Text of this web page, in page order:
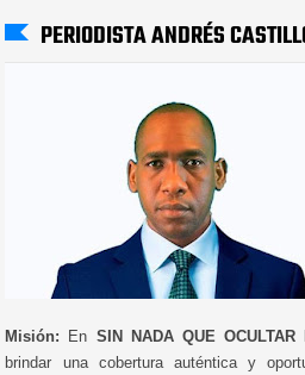
PERIODISTA ANDRÉS
Misión: En SIN NADA QUE OCULTAR
brindar una cobertura auténtica y